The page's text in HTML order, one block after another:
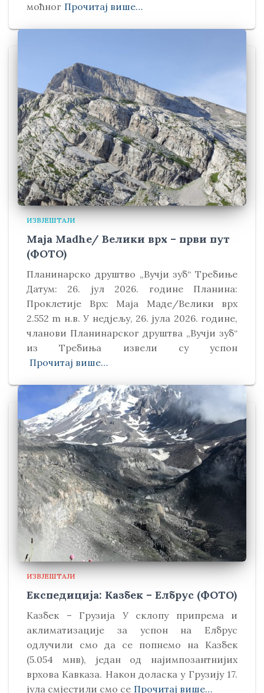
моћног Прочитај више…
ИЗВЈЕШТАЈИ
Maja Madhe/ Велики врх – први пут
(ФОТО)
Планинарско друштво „Вучји зуб“ Требиње
Датум: 26. јул 2026. године Планина:
Проклетије Врх: Маја Маде/Велики врх
2.552 m н.в. У недјељу, 26. јула 2026. године,
чланови Планинарског друштва „Вучји зуб“
из Требиња извели су успон
Прочитај више…
ИЗВЈЕШТАЈИ
Експедиција: Казбек – Елбрус (ФОТО)
Kазбек – Грузија У склопу припрема и
аклиматизације за успон на Елбрус
одлучили смо да се попнемо на Kазбек
(5.054 мнв), један од најимпозантнијих
врхова Kавказа. Након доласка у Грузију 17.
јула смјестили смо се Прочитај више…